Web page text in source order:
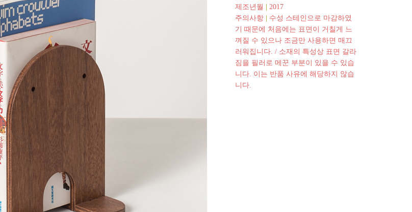
제조년월
2017
주의사항
수성 스테인으로 마감하였
기 때문에 처음에는 표면이 거칠게 느
껴질 수 있으나 조금만 사용하면 매끄
러워집니다. / 소재의 특성상 표면 갈라
짐을 필러로 메꾼 부분이 있을 수 있습
니다. 이는 반품 사유에 해당하지 않습
니다.